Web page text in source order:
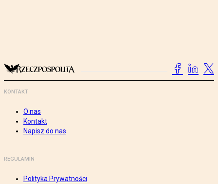
KONTAKT
O nas
Kontakt
Napisz do nas
REGULAMIN
Polityka Prywatności